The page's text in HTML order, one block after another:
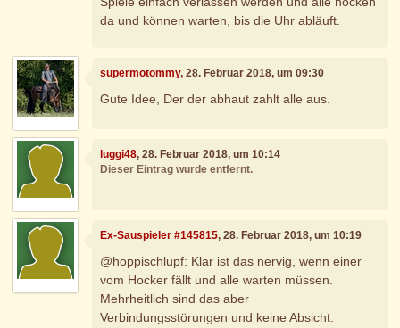
da und können warten, bis die Uhr abläuft.
supermotommy, 28. Februar 2018, um 09:30
Gute Idee, Der der abhaut zahlt alle aus.
luggi48, 28. Februar 2018, um 10:14
Dieser Eintrag wurde entfernt.
Ex-Sauspieler #145815, 28. Februar 2018, um 10:19
@hoppischlupf: Klar ist das nervig, wenn einer
vom Hocker fällt und alle warten müssen.
Mehrheitlich sind das aber
Verbindungsstörungen und keine Absicht.